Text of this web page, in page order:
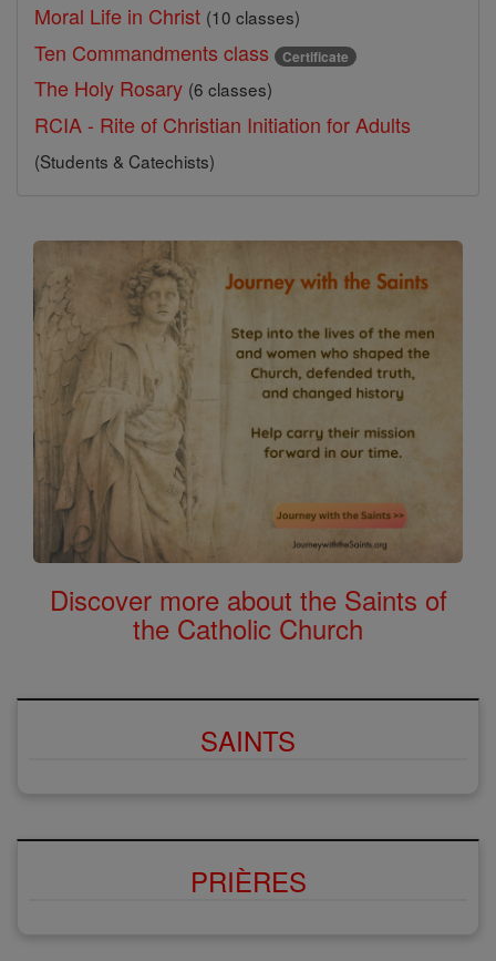
Moral Life in Christ (10 classes)
Ten Commandments class Certificate
The Holy Rosary (6 classes)
RCIA - Rite of Christian Initiation for Adults
(Students & Catechists)
Discover more about the Saints of
the Catholic Church
SAINTS
PRIÈRES